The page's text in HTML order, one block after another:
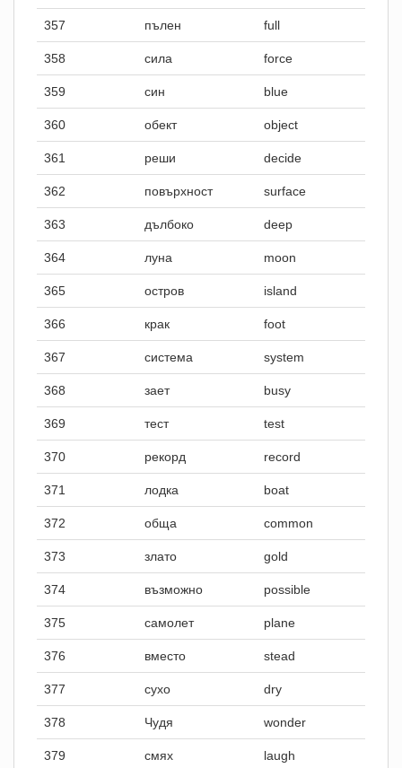
357 пълен full
358 сила force
359 син blue
360 обект object
361 реши decide
362 повърхност surface
363 дълбоко deep
364 луна moon
365 остров island
366 крак foot
367 система system
368 зает busy
369 тест test
370 рекорд record
371 лодка boat
372 обща common
373 злато gold
374 възможно possible
375 самолет plane
376 вместо stead
377 сухо dry
378 Чудя wonder
379 смях laugh